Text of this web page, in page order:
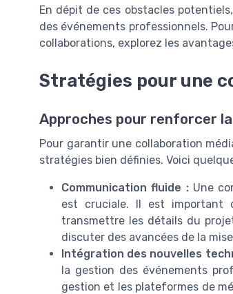
En dépit de ces obstacles
des événements professionnels.
collaborations, explorez les
Stratégies pour une
Approches pour renforcer
Pour garantir une collaboration
stratégies bien définies. Voici
Communication fluide : Une
est cruciale. Il est important
transmettre les détails du
discuter des avancées de la
Intégration des nouvelles
la gestion des événements
gestion et les plateformes de